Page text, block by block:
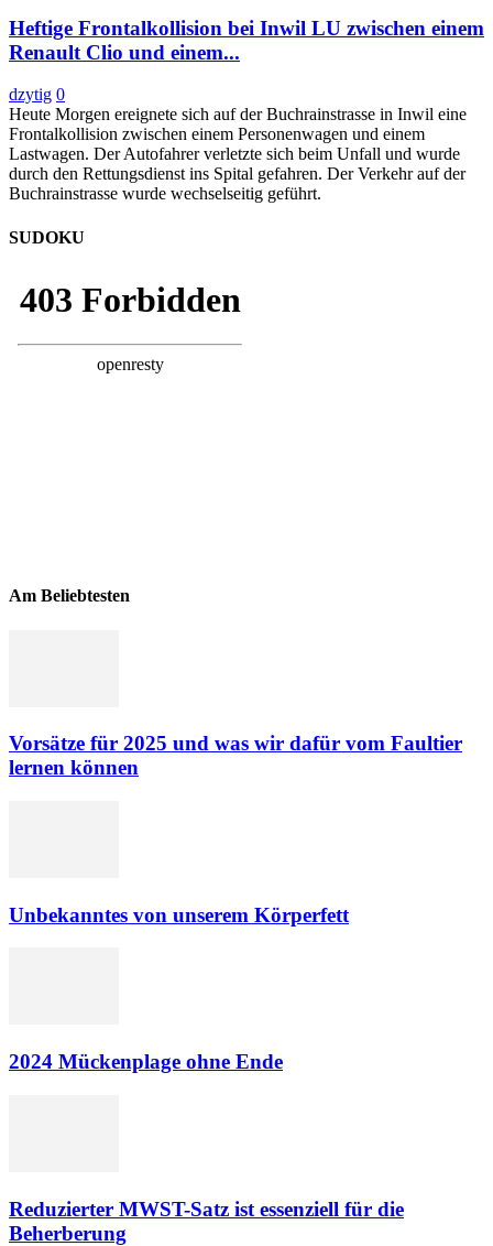
Heftige Frontalkollision bei Inwil LU zwischen einem
Renault Clio und einem...
dzytig 0
Heute Morgen ereignete sich auf der Buchrainstrasse in Inwil eine
Frontalkollision zwischen einem Personenwagen und einem
Lastwagen. Der Autofahrer verletzte sich beim Unfall und wurde
durch den Rettungsdienst ins Spital gefahren. Der Verkehr auf der
Buchrainstrasse wurde wechselseitig geführt.
SUDOKU
Am Beliebtesten
Vorsätze für 2025 und was wir dafür vom Faultier
lernen können
Unbekanntes von unserem Körperfett
2024 Mückenplage ohne Ende
Reduzierter MWST-Satz ist essenziell für die
Beherberung